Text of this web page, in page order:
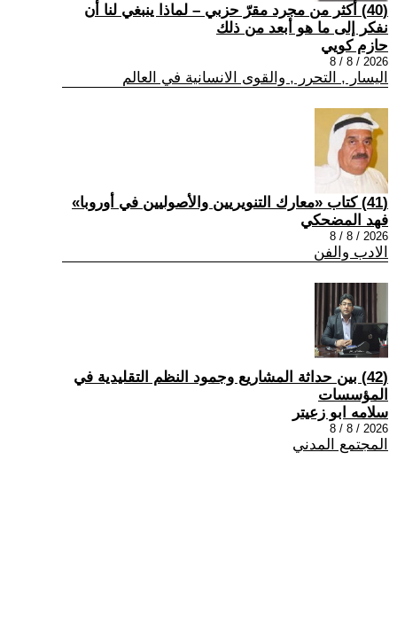
(40) أكثر من مجرد مقرّ حزبي – لماذا ينبغي لنا أن
نفكر إلى ما هو أبعد من ذلك
حازم كويي
2026 / 8 / 8
اليسار , التحرر , والقوى الانسانية في العالم
(41) كتاب «معارك التنويريين والأصوليين في أوروبا»
فهد المضحكي
2026 / 8 / 8
الادب والفن
(42) بين حداثة المشاريع وجمود النظم التقليدية في
المؤسسات
سلامه ابو زعيتر
2026 / 8 / 8
المجتمع المدني